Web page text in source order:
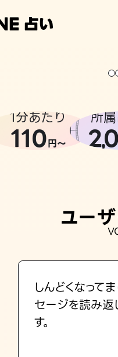
1分あたり
110円〜
所
2,
ユー
しんどくなって
セージを読み返
す。